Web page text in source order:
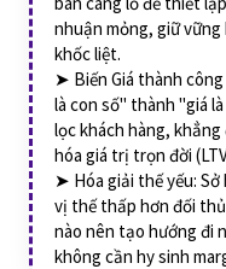
nhuận mỏng, giữ
khốc liệt.
➤ Biến Giá thành
là con số" thành "giá
lọc khách hàng,
hóa giá trị trọn đời
➤ Hóa giải thế yếu:
vị thế thấp hơn đối
nào nên tạo hướng đi
không cần hy sinh